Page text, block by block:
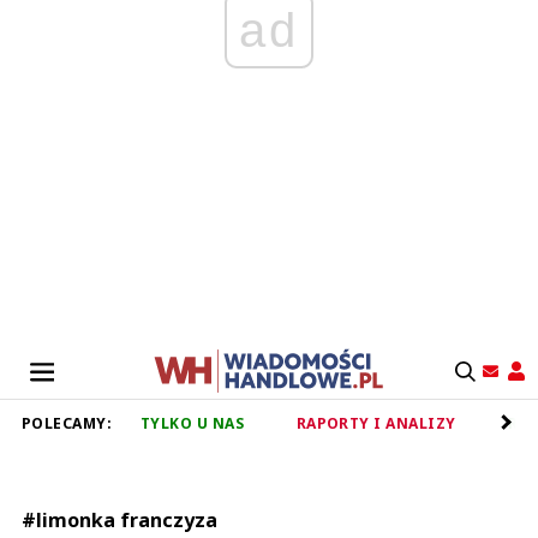
ad
POLECAMY: TYLKO U NAS RAPORTY I ANALIZY
#limonka franczyza